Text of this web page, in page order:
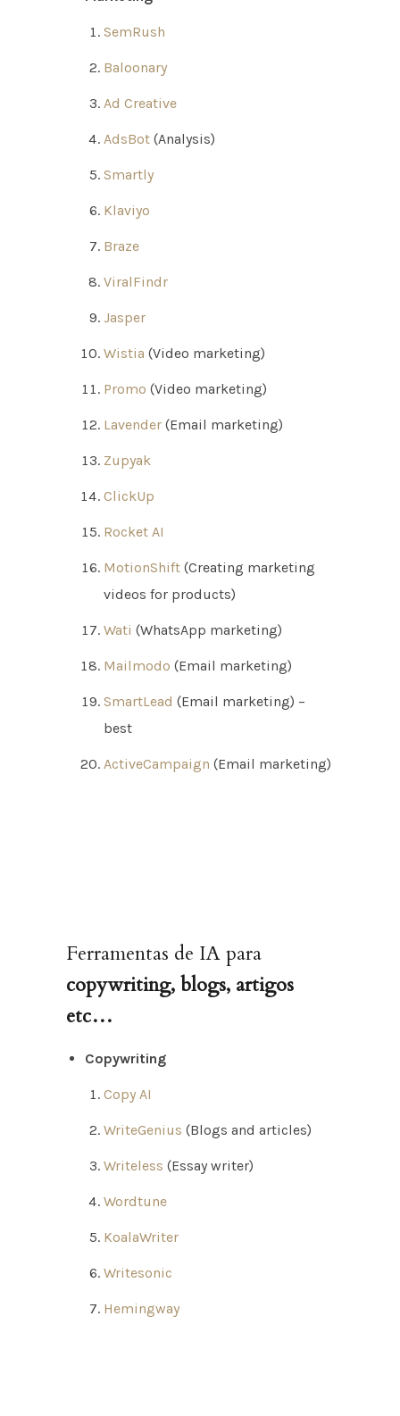
SemRush
Baloonary
Ad Creative
AdsBot(Analysis)
Smartly
Klaviyo
Braze
ViralFindr
Jasper
Wistia (Video marketing)
Promo (Video marketing)
Lavender(Email marketing)
Zupyak
ClickUp
Rocket AI
MotionShift(Creating marketing
videos for products)
Wati (WhatsApp marketing)
Mailmodo (Email marketing)
SmartLead (Email marketing) –
best
ActiveCampaign (Email marketing)
Ferramentas de IA para
copywriting, blogs, artigos
etc…
Copywriting
Copy AI
WriteGenius (Blogs and articles)
Writeless (Essay writer)
Wordtune
KoalaWriter
Writesonic
Hemingway